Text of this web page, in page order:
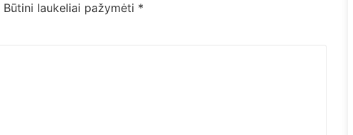
Būtini laukeliai pažymėti *